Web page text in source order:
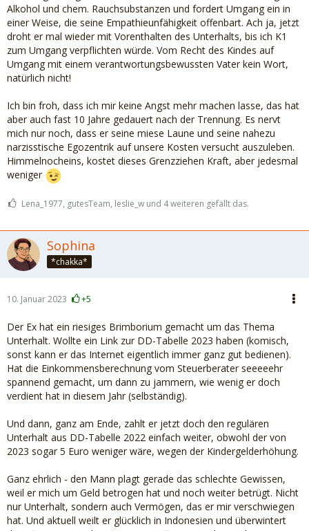
denkt. Ob es ihm einfach egal ist, dass diese Lügerei unsere
Tochter einfach nur verletzt? Oder will er sie vielleicht sogar
auf eine völlig unbeholfene und verquere Art und Weise
beschützen, weil er denkt, sie ist enttäuscht, wenn die
beiden ohne sie in Urlaub fahren?
Aktionen immer ein kleines Stück weiter von sich wegstößt.
Das versteht er aber leider nicht.
Alkohol und chem. Rauchsubstanzen und fordert Umgang ein in
einer Weise, die seine Empathieunfähigkeit offenbart. Ach ja, jetzt
droht er mal wieder mit Vorenthalten des Unterhalts, bis ich K1
zum Umgang verpflichten würde. Vom Recht des Kindes auf
Umgang mit einem verantwortungsbewussten Vater kein Wort,
natürlich nicht!
Ich bin froh, dass ich mir keine Angst mehr machen lasse, das hat
aber auch fast 10 Jahre gedauert nach der Trennung. Es nervt
mich nur noch, dass er seine miese Laune und seine nahezu
narzisstische Egozentrik auf unsere Kosten versucht auszuleben.
Himmelnocheins, kostet dieses Grenzziehen Kraft, aber jedesmal
weniger
Lena_1977, gutesTeam, leslie_w und 4 weiteren gefällt das.
Sophina
*chakka*
10. Januar 2023 +5
Der Ex hat ein riesiges Brimborium gemacht um das Thema
Unterhalt. Wollte ein Link zur DD-Tabelle 2023 haben (komisch,
sonst kann er das Internet eigentlich immer ganz gut bedienen).
Hat die Einkommensberechnung vom Steuerberater seeeeehr
spannend gemacht, um dann zu jammern, wie wenig er doch
verdient hat in diesem Jahr (selbständig).
Und dann, ganz am Ende, zahlt er jetzt doch den regulären
Unterhalt aus DD-Tabelle 2022 einfach weiter, obwohl der von
2023 sogar 5 Euro weniger wäre, wegen der Kindergelderhöhung.
Ganz ehrlich - den Mann plagt gerade das schlechte Gewissen,
weil er mich um Geld betrogen hat und noch weiter betrügt. Nicht
nur Unterhalt, sondern auch Vermögen, das er mir verschwiegen
hat. Und aktuell weilt er glücklich in Indonesien und überwintert